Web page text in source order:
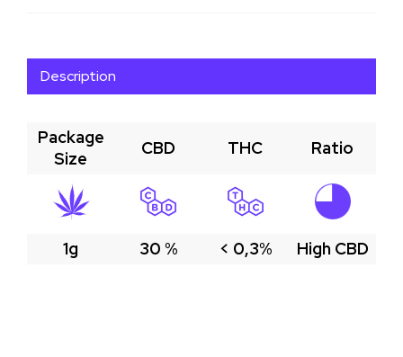
Description
Package
Size
CBD THC Ratio
1g 30 % < 0,3% High CBD